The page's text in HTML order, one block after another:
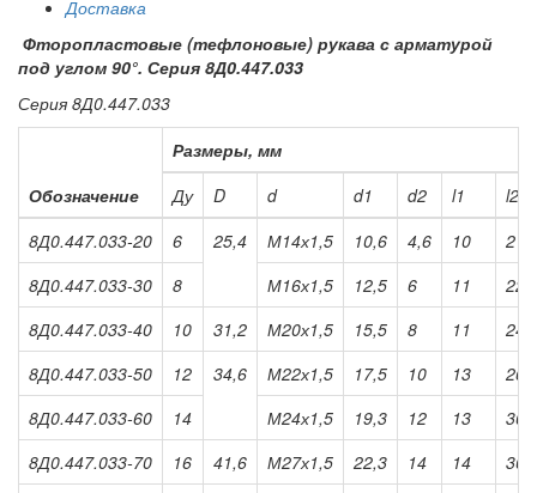
Доставка
Фторопластовые (тефлоновые) рукава с арматурой
под углом 90°. Серия 8Д0.447.033
Серия 8Д0.447.033
Обозначение
Размеры, мм
Ду
D d d1 d2 l1
l2
8Д0.447.033-20
6 25,4 М14х1,5 10,6 4,6 10
21
8Д0.447.033-30
8 М16х1,5 12,5 6 11
22
8Д0.447.033-40
10 31,2 М20х1,5 15,5 8 11
24
8Д0.447.033-50
12 34,6 М22х1,5 17,5 10 13
26
8Д0.447.033-60
14 М24х1,5 19,3 12 13
30
8Д0.447.033-70
16 41,6 М27х1,5 22,3 14 14
30